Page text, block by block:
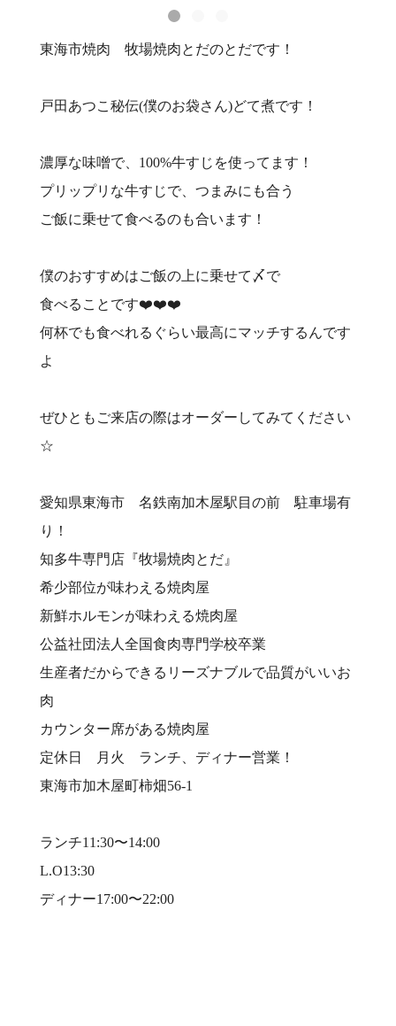
東海市焼肉 牧場焼肉とだのとだです！
戸田あつこ秘伝(僕のお袋さん)どて煮です！
濃厚な味噌で、100%牛すじを使ってます！
プリップリな牛すじで、つまみにも合う
ご飯に乗せて食べるのも合います！
僕のおすすめはご飯の上に乗せて〆で
食べることです❤️‍❤️‍❤️‍
何杯でも食べれるぐらい最高にマッチするんです
よ
ぜひともご来店の際はオーダーしてみてください
☆
愛知県東海市 名鉄南加木屋駅目の前 駐車場有
り！⠀
知多牛専門店『牧場焼肉とだ』⠀
希少部位が味わえる焼肉屋⠀
新鮮ホルモンが味わえる焼肉屋⠀
公益社団法人全国食肉専門学校卒業⠀
生産者だからできるリーズナブルで品質がいいお
肉⠀
カウンター席がある焼肉屋⠀
定休日 月火 ランチ、ディナー営業！⠀
東海市加木屋町柿畑56-1⠀
ランチ11:30〜14:00⠀
L.O13:30⠀
ディナー17:00〜22:00⠀